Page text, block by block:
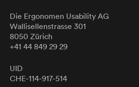
Die Ergonomen Usability AG
Wallisellenstrasse 301
8050 Zürich
+41 44 849 29 29
UID
CHE-114-917-514